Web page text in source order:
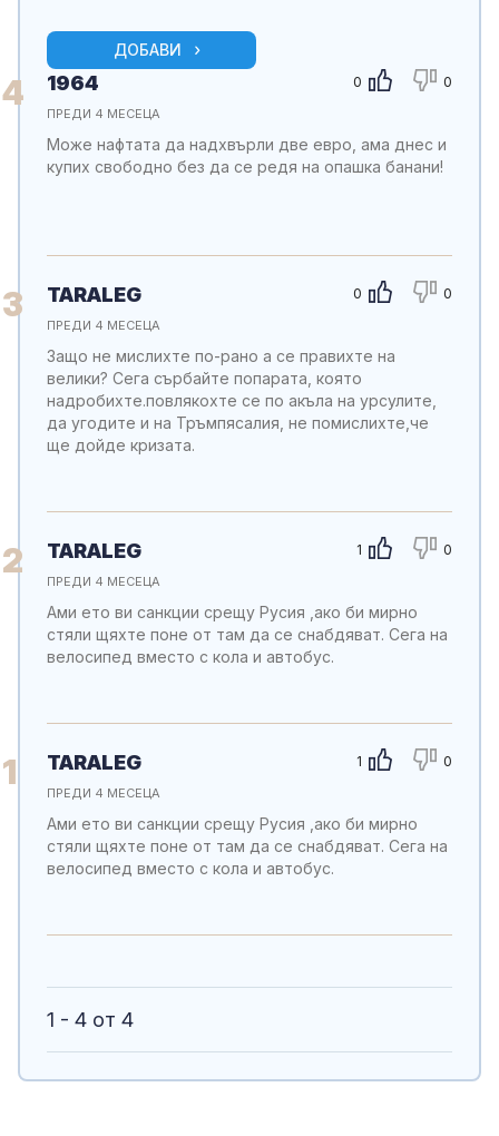
ДОБАВИ
4 0 0
1964
ПРЕДИ 4 МЕСЕЦА
Може нафтата да надхвърли две евро, ама днес и
купих свободно без да се редя на опашка банани!
3 0 0
TARALEG
ПРЕДИ 4 МЕСЕЦА
Защо не мислихте по-рано а се правихте на
велики? Сега сърбайте попарата, която
надробихте.повлякохте се по акъла на урсулите,
да угодите и на Тръмпясалия, не помислихте,че
ще дойде кризата.
2 1 0
TARALEG
ПРЕДИ 4 МЕСЕЦА
Ами ето ви санкции срещу Русия ,ако би мирно
стяли щяхте поне от там да се снабдяват. Сега на
велосипед вместо с кола и автобус.
1 1 0
TARALEG
ПРЕДИ 4 МЕСЕЦА
Ами ето ви санкции срещу Русия ,ако би мирно
стяли щяхте поне от там да се снабдяват. Сега на
велосипед вместо с кола и автобус.
1 - 4 от 4